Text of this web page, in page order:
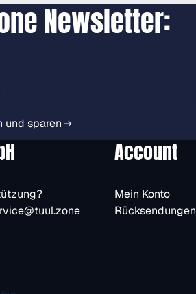
Newsletter:
und sparen
Account
Mein Konto
Rücksendungen